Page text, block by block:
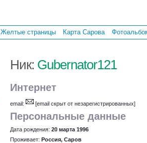
Желтые страницы Карта Сарова
Ник: Gubernator121
Интернет
email: [email скрыт от незарегистрированных]
Персональные данные
Дата рождения: 20 марта 1996
Проживает: Россия, Саров